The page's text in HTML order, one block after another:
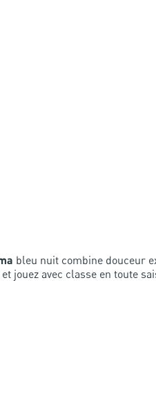
bleu nuit combine douceur
et jouez avec classe en toute